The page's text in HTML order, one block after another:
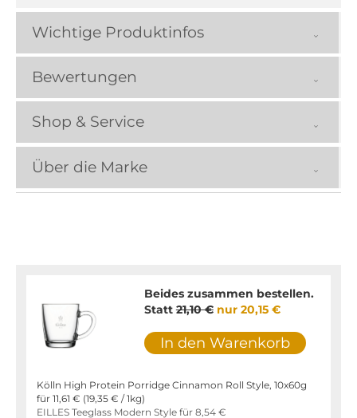
Wichtige Produktinfos
Bewertungen
Shop & Service
Über die Marke
Beides zusammen bestellen.
Statt21,10 € nur 20,15 €
In den Warenkorb
Kölln High Protein Porridge Cinnamon Roll Style, 10x60g
für 11,61 € (19,35 € / 1kg)
EILLES Teeglass Modern Style für 8,54 €